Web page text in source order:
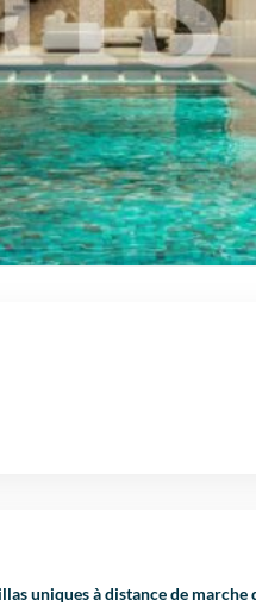
uniques à distance de